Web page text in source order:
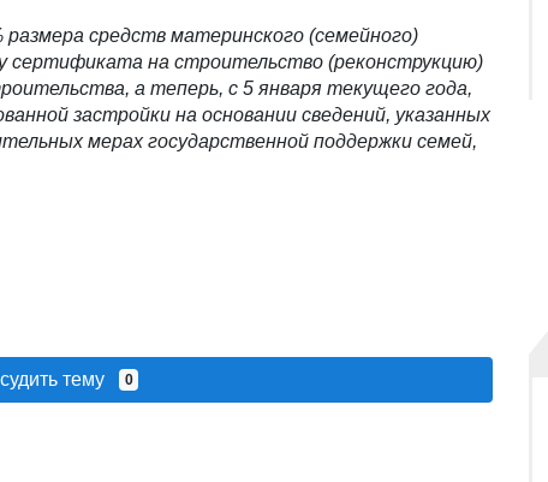
средств материнского (семейного)
сертификата на строительство (реконструкцию)
а теперь, с 5 января текущего года,
застройки на основании сведений, указанных
мерах государственной поддержки семей,
тему 0